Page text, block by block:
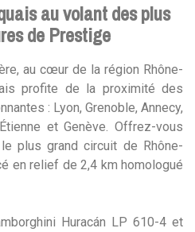
au volant des plus
de Prestige
au cœur de la région Rhône-
profite de la proximité des
: Lyon, Grenoble, Annecy,
et Genève. Offrez-vous
plus grand circuit de Rhône-
en relief de 2,4 km homologué
Huracán LP 610-4 et